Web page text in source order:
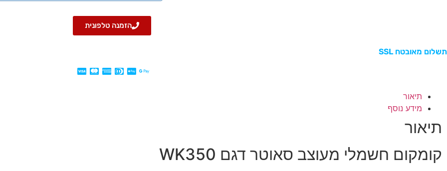
הזמנה טלפונית
תשלום מאובטח SSL
תיאור
מידע נוסף
תיאור
קומקום חשמלי מעוצב סאוטר דגם WK350